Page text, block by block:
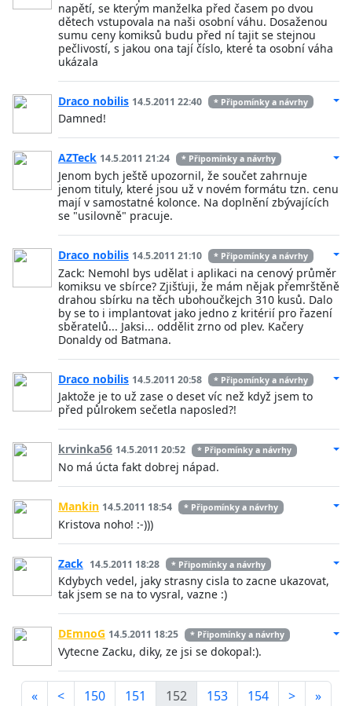
napětí, se kterým manželka před časem po dvou
dětech vstupovala na naši osobní váhu. Dosaženou
sumu ceny komiksů budu před ní tajit se stejnou
pečlivostí, s jakou ona tají číslo, které ta osobní váha
ukázala
Draco nobilis 14.5.2011 22:40 * Připomínky a návrhy
Damned!
AZTeck 14.5.2011 21:24 * Připomínky a návrhy
Jenom bych ještě upozornil, že součet zahrnuje
jenom tituly, které jsou už v novém formátu tzn. cenu
mají v samostatné kolonce. Na doplnění zbývajících
se "usilovně" pracuje.
Draco nobilis 14.5.2011 21:10 * Připomínky a návrhy
Zack: Nemohl bys udělat i aplikaci na cenový průměr
komiksu ve sbírce? Zjišťuji, že mám nějak přemrštěně
drahou sbírku na těch ubohoučkejch 310 kusů. Dalo
by se to i implantovat jako jedno z kritérií pro řazení
sběratelů... Jaksi... oddělit zrno od plev. Kačery
Donaldy od Batmana.
Draco nobilis 14.5.2011 20:58 * Připomínky a návrhy
Jaktože je to už zase o deset víc než když jsem to
před půlrokem sečetla naposled?!
krvinka56 14.5.2011 20:52 * Připomínky a návrhy
No má úcta fakt dobrej nápad.
Mankin 14.5.2011 18:54 * Připomínky a návrhy
Kristova noho! :-)))
Zack 14.5.2011 18:28 * Připomínky a návrhy
Kdybych vedel, jaky strasny cisla to zacne ukazovat,
tak jsem se na to vysral, vazne :)
DEmnoG 14.5.2011 18:25 * Připomínky a návrhy
Vytecne Zacku, diky, ze jsi se dokopal:).
« < 150 151 152 153 154 > »